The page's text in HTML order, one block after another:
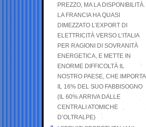
PREZZO, MA LA DISPONIBILITÀ.
LA FRANCIA HA QUASI
DIMEZZATO L’EXPORT DI
ELETTRICITÀ VERSO L’ITALIA
PER RAGIONI DI SOVRANITÀ
ENERGETICA, E METTE IN
ENORME DIFFICOLTÀ IL
NOSTRO PAESE, CHE IMPORTA
IL 16% DEL SUO FABBISOGNO
(IL 60% ARRIVA DALLE
CENTRALI ATOMICHE
D’OLTRALPE)